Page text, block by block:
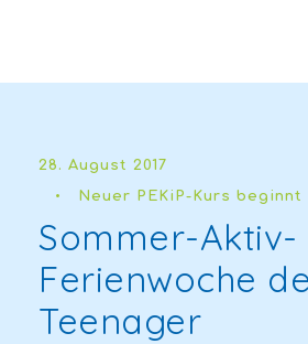
28. August 2017
•
Neuer PEKiP-Kurs beginnt
Sommer-Aktiv-
Ferienwoche
Teenager